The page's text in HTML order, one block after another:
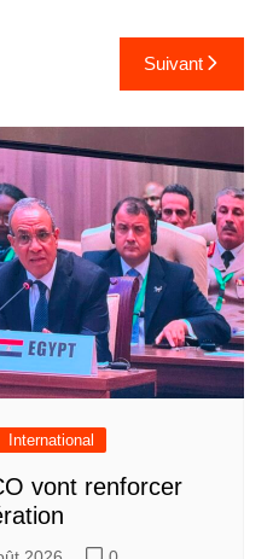
Suivant
International
vont renforcer